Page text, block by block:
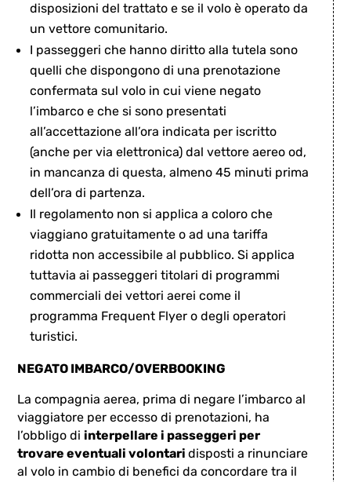
disposizioni del trattato e se il volo è operato da
un vettore comunitario.
I passeggeri che hanno diritto alla tutela sono
quelli che dispongono di una prenotazione
confermata sul volo in cui viene negato
l’imbarco e che si sono presentati
all’accettazione all’ora indicata per iscritto
(anche per via elettronica) dal vettore aereo od,
in mancanza di questa, almeno 45 minuti prima
dell’ora di partenza.
Il regolamento non si applica a coloro che
viaggiano gratuitamente o ad una tariffa
ridotta non accessibile al pubblico. Si applica
tuttavia ai passeggeri titolari di programmi
commerciali dei vettori aerei come il
programma Frequent Flyer o degli operatori
turistici.
NEGATO IMBARCO/OVERBOOKING
La compagnia aerea, prima di negare l’imbarco al
viaggiatore per eccesso di prenotazioni, ha
l’obbligo di interpellare i passeggeri per
trovare eventuali volontaridisposti a rinunciare
al volo in cambio di benefici da concordare tra il